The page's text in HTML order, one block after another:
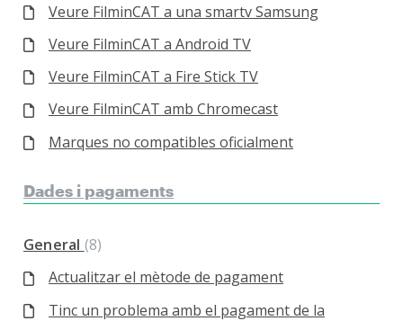
Veure FilminCAT a una smartv Samsung
Veure FilminCAT a Android TV
Veure FilminCAT a Fire Stick TV
Veure FilminCAT amb Chromecast
Marques no compatibles oficialment
Dades i pagaments
General 8
Actualitzar el mètode de pagament
Tinc un problema amb el pagament de la